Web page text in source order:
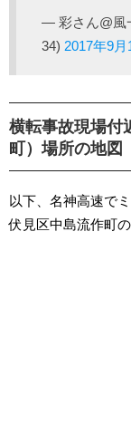
— 彩さん@風
34) 2017年9月
横転事故現場付
町）場所の地図
以下、名神高速で
伏見区中島流作町